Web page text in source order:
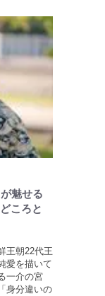
魅せる
ころと
王朝22代王
愛を描いて
一介の宮
身分違いの